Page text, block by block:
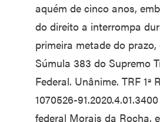
aquém de cinco anos,
do direito a interrompa
primeira metade do
Súmula 383 do Supremo
Federal. Unânime. TRF 1ª
1070526-
federal Morais da Rocha,